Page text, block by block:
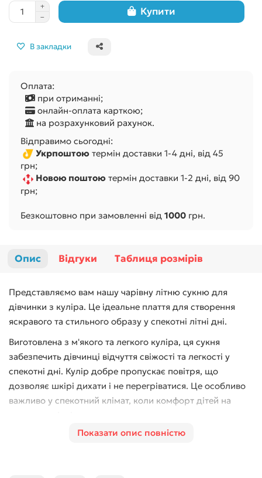
Купити
В закладки
Оплата:
при отриманні;
онлайн-оплата карткою;
на розрахунковий рахунок.
Відправимо сьогодні:
Укрпоштою термін доставки 1-4 дні, від 45
грн;
Новою поштою термін доставки 1-2 дні, від 90
грн;
Безкоштовно при замовленні від 1000 грн.
Опис Відгуки Таблиця розмірів
Представляємо вам нашу чарівну літню сукню для
дівчинки з куліра. Це ідеальне плаття для створення
яскравого та стильного образу у спекотні літні дні.
Виготовлена з м'якого та легкого куліра, ця сукня
забезпечить дівчинці відчуття свіжості та легкості у
спекотні дні. Кулір добре пропускає повітря, що
дозволяє шкірі дихати і не перегріватися. Це особливо
важливо у спекотний клімат, коли комфорт дітей на
Ця літня сукня ідеально підходить для будь-яких
Показати опис повністю